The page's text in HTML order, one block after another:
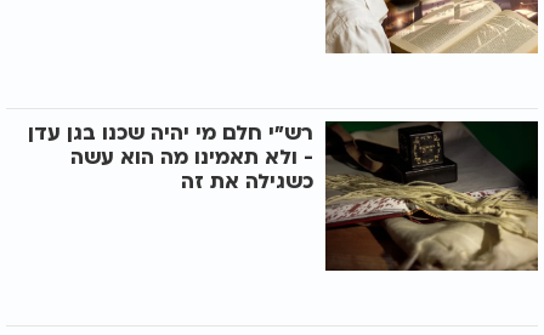
רש"י חלם מי יהיה שכנו בגן עדן
- ולא תאמינו מה הוא עשה
כשגילה את זה